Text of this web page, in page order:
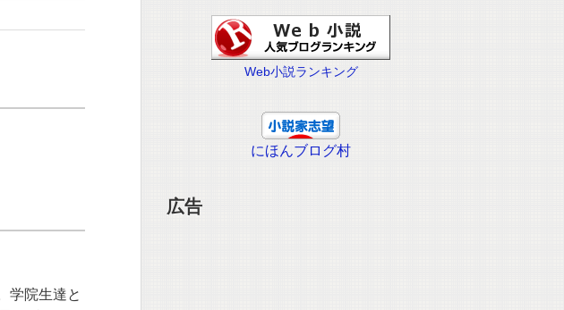
学院生達と
Web小説ランキング
にほんブログ村
広告